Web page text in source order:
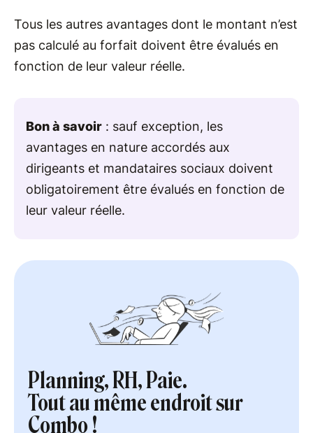
Tous les autres avantages dont le montant n’est
pas calculé au forfait doivent être évalués en
fonction de leur valeur réelle.
Bon à savoir : sauf exception, les
avantages en nature accordés aux
dirigeants et mandataires sociaux doivent
obligatoirement être évalués en fonction de
leur valeur réelle.
Planning, RH, Paie.
Tout au même endroit sur
Combo !